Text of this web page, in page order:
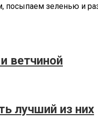
посыпаем зеленью и
ветчиной
лучший из них